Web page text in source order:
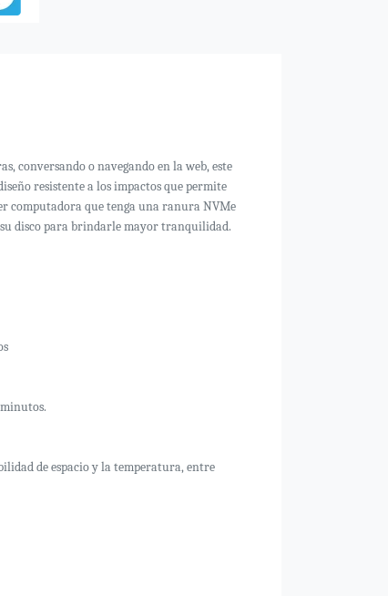
conversando o navegando en la web, este
resistente a los impactos que permite
computadora que tenga una ranura NVMe
su disco para brindarle mayor tranquilidad.
de espacio y la temperatura, entre